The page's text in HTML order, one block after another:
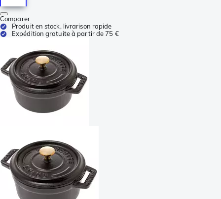
Comparer
Produit en stock, livrarison rapide
Expédition gratuite à partir de 75 €